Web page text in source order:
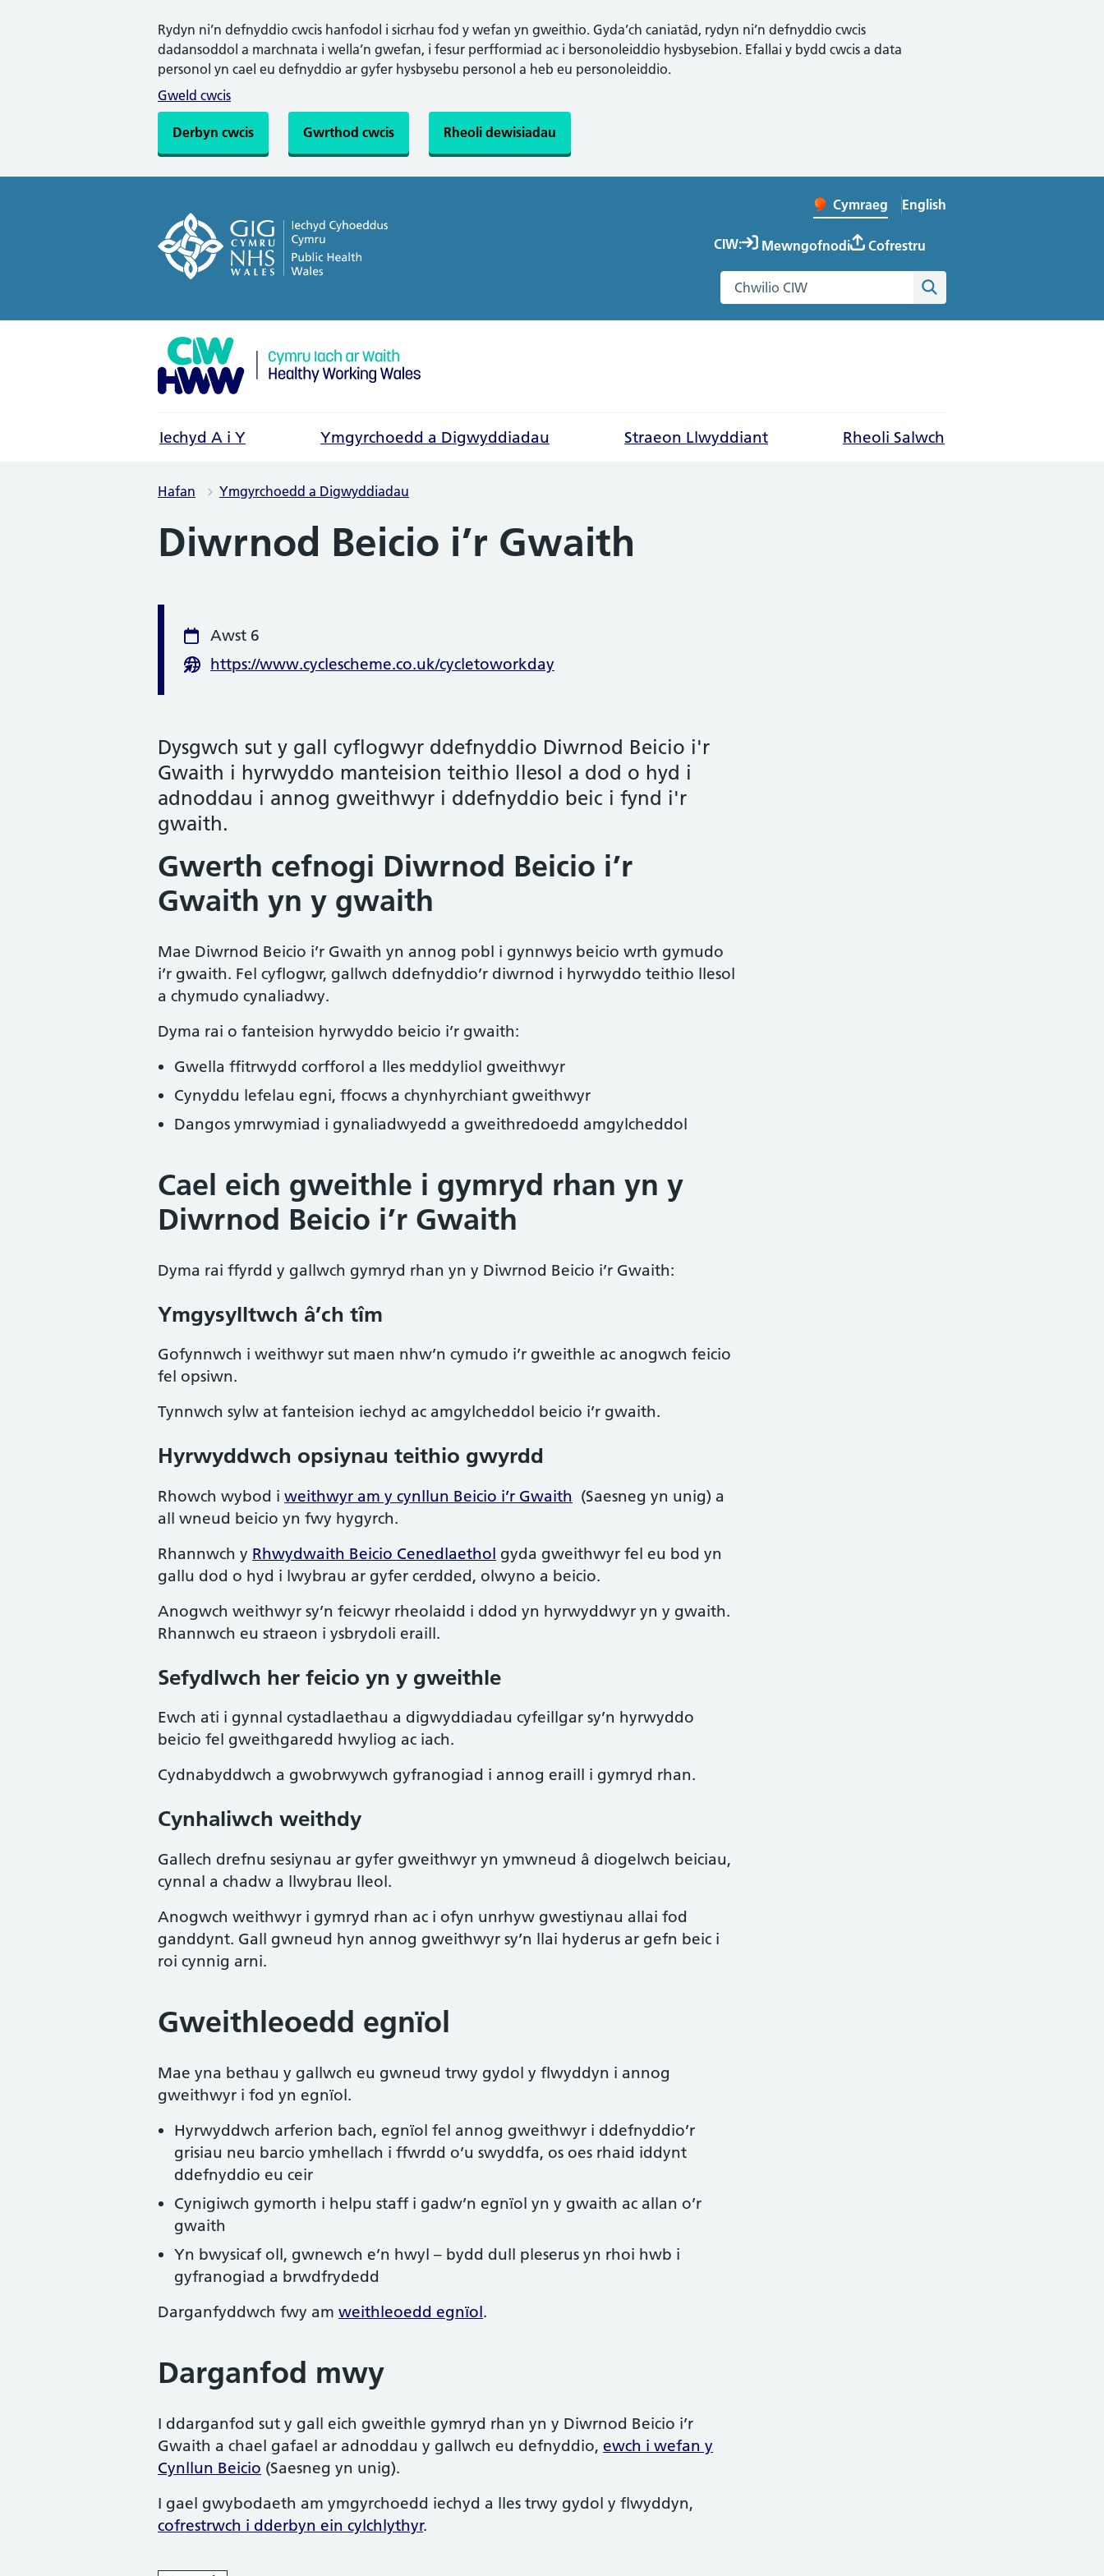
Rydyn ni’n defnyddio cwcis hanfodol i sicrhau fod y wefan yn gweithio. Gyda’ch caniatâd, rydyn ni’n defnyddio cwcis
dadansoddol a marchnata i wella’n gwefan, i fesur perfformiad ac i bersonoleiddio hysbysebion. Efallai y bydd cwcis a data
personol yn cael eu defnyddio ar gyfer hysbysebu personol a heb eu personoleiddio.
Gweld cwcis
Derbyn cwcis Gwrthod cwcis Rheoli dewisiadau
Newid iaith y wefan
Cymraeg English
– Change the language to
CIW: Mewngofnodi Cofrestru
Chwilio gwefan Cymru Iach ar Waith
Chwilio
Iechyd A i Y Ymgyrchoedd a Digwyddiadau Straeon Llwyddiant Rheoli Salwch
Hafan Ymgyrchoedd a Digwyddiadau
Diwrnod Beicio i’r Gwaith
Gwybodaeth am y digwyddiad
Dyddiad
Awst 6
Gwefan
https://www.cyclescheme.co.uk/cycletoworkday
Dysgwch sut y gall cyflogwyr ddefnyddio Diwrnod Beicio i'r
Gwaith i hyrwyddo manteision teithio llesol a dod o hyd i
adnoddau i annog gweithwyr i ddefnyddio beic i fynd i'r
gwaith.
Gwerth cefnogi Diwrnod Beicio i’r
Gwaith yn y gwaith
Mae Diwrnod Beicio i’r Gwaith yn annog pobl i gynnwys beicio wrth gymudo
i’r gwaith. Fel cyflogwr, gallwch ddefnyddio’r diwrnod i hyrwyddo teithio llesol
a chymudo cynaliadwy.
Dyma rai o fanteision hyrwyddo beicio i’r gwaith:
Gwella ffitrwydd corfforol a lles meddyliol gweithwyr
Cynyddu lefelau egni, ffocws a chynhyrchiant gweithwyr
Dangos ymrwymiad i gynaliadwyedd a gweithredoedd amgylcheddol
Cael eich gweithle i gymryd rhan yn y
Diwrnod Beicio i’r Gwaith
Dyma rai ffyrdd y gallwch gymryd rhan yn y Diwrnod Beicio i’r Gwaith:
Ymgysylltwch â’ch tîm
Gofynnwch i weithwyr sut maen nhw’n cymudo i’r gweithle ac anogwch feicio
fel opsiwn.
Tynnwch sylw at fanteision iechyd ac amgylcheddol beicio i’r gwaith.
Hyrwyddwch opsiynau teithio gwyrdd
Rhowch wybod i weithwyr am y cynllun Beicio i’r Gwaith (Saesneg yn unig) a
all wneud beicio yn fwy hygyrch.
Rhannwch y Rhwydwaith Beicio Cenedlaethol gyda gweithwyr fel eu bod yn
gallu dod o hyd i lwybrau ar gyfer cerdded, olwyno a beicio.
Anogwch weithwyr sy’n feicwyr rheolaidd i ddod yn hyrwyddwyr yn y gwaith.
Rhannwch eu straeon i ysbrydoli eraill.
Sefydlwch her feicio yn y gweithle
Ewch ati i gynnal cystadlaethau a digwyddiadau cyfeillgar sy’n hyrwyddo
beicio fel gweithgaredd hwyliog ac iach.
Cydnabyddwch a gwobrwywch gyfranogiad i annog eraill i gymryd rhan.
Cynhaliwch weithdy
Gallech drefnu sesiynau ar gyfer gweithwyr yn ymwneud â diogelwch beiciau,
cynnal a chadw a llwybrau lleol.
Anogwch weithwyr i gymryd rhan ac i ofyn unrhyw gwestiynau allai fod
ganddynt. Gall gwneud hyn annog gweithwyr sy’n llai hyderus ar gefn beic i
roi cynnig arni.
Gweithleoedd egnïol
Mae yna bethau y gallwch eu gwneud trwy gydol y flwyddyn i annog
gweithwyr i fod yn egnïol.
Hyrwyddwch arferion bach, egnïol fel annog gweithwyr i ddefnyddio’r
grisiau neu barcio ymhellach i ffwrdd o’u swyddfa, os oes rhaid iddynt
ddefnyddio eu ceir
Cynigiwch gymorth i helpu staff i gadw’n egnïol yn y gwaith ac allan o’r
gwaith
Yn bwysicaf oll, gwnewch e’n hwyl – bydd dull pleserus yn rhoi hwb i
gyfranogiad a brwdfrydedd
Darganfyddwch fwy am weithleoedd egnïol.
Darganfod mwy
I ddarganfod sut y gall eich gweithle gymryd rhan yn y Diwrnod Beicio i’r
Gwaith a chael gafael ar adnoddau y gallwch eu defnyddio, ewch i wefan y
Cynllun Beicio (Saesneg yn unig).
I gael gwybodaeth am ymgyrchoedd iechyd a lles trwy gydol y flwyddyn,
cofrestrwch i dderbyn ein cylchlythyr.